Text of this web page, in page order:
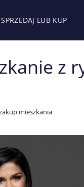
SPRZEDAJ LUB KUP
z
mieszkania